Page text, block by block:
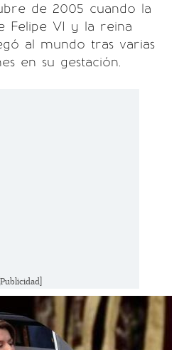
de 2005 cuando la
Felipe VI y la reina
al mundo tras varias
en su gestación.
[Publicidad]